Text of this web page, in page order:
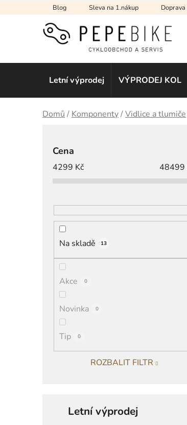
na
Blog Sleva na 1.nákup Doprava
Letní výprodej VÝPRODEJ KOL
Domů / Komponenty/Vidlice a tlumiče
Cena
4299 Kč 48499
Na skladě 13
Akce 0
Novinka 0
Tip 0
ROZBALIT FILTR
kategorieLetní výprodej